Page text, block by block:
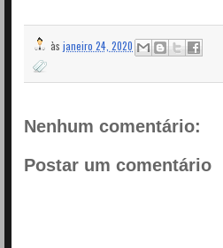
às janeiro 24, 2020
Nenhum comentário:
Postar um comentário